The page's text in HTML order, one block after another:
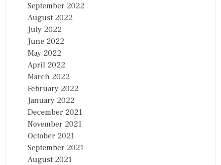
September 2022
August 2022
July 2022
June 2022
May 2022
April 2022
March 2022
February 2022
January 2022
December 2021
November 2021
October 2021
September 2021
August 2021